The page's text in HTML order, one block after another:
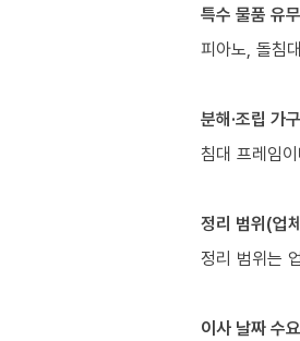
특수 물품 유
피아노, 돌침
분해·조립 가
침대 프레임
정리 범위(업
정리 범위는
이사 날짜 수